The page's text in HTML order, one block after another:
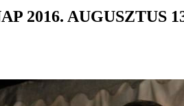
2016. AUGUSZTUS